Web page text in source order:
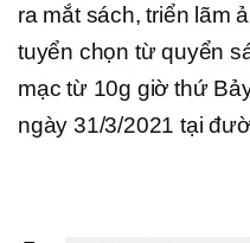
ra mắt sách, triển lãm
tuyển chọn từ quyển
mạc từ 10g giờ thứ
ngày 31/3/2021 tại